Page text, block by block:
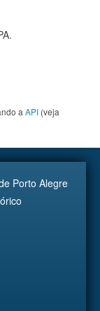
a API (veja
Porto Alegre